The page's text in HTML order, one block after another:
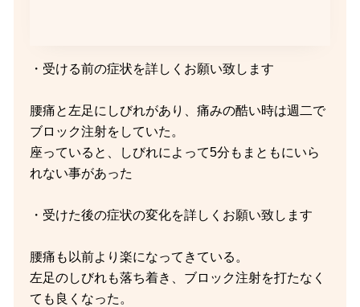
・受ける前の症状を詳しくお願い致します
腰痛と左足にしびれがあり、痛みの酷い時は週二で
ブロック注射をしていた。
座っていると、しびれによって5分もまともにいら
れない事があった
・受けた後の症状の変化を詳しくお願い致します
腰痛も以前より楽になってきている。
左足のしびれも落ち着き、ブロック注射を打たなく
ても良くなった。